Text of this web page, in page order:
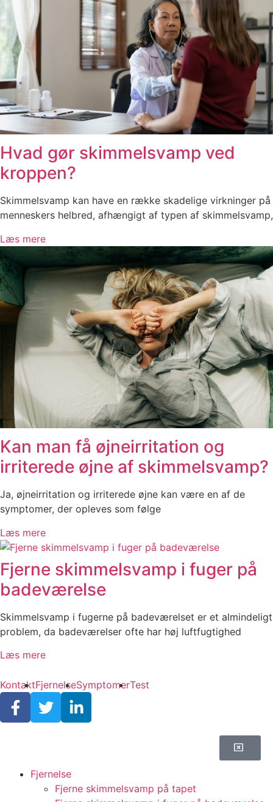
Hvad gør skimmelsvamp ved
kroppen?
Skimmelsvamp kan have en række skadelige virkninger på
menneskers helbred, afhængigt af typen af skimmelsvamp,
Læs mere
Kan man få øjneirritation og
irriterede øjne af skimmelsvamp?
Ja, øjneirritation og irriterede øjne kan være en af de
symptomer, der opleves som følge
Læs mere
Fjerne skimmelsvamp i fuger på
badeværelse
Skimmelsvamp i fugerne på badeværelset er et almindeligt
problem, da badeværelser ofte har høj luftfugtighed
Læs mere
KontaktFjernelseSymptomerTest
Fjernelse
Fjerne skimmelsvamp på tapet